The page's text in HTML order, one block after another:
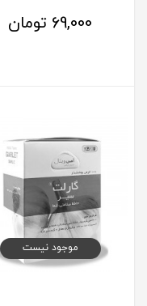
69,000 تومان
موجود نیست